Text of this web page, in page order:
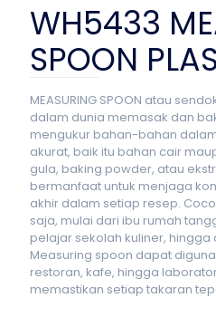
WH5433
SPOON
MEASURING SPOON atau
dalam dunia memasak dan
mengukur bahan-bahan
akurat, baik itu bahan cair
gula, baking powder, atau
bermanfaat untuk menjaga
akhir dalam setiap resep.
saja, mulai dari ibu rumah
pelajar sekolah kuliner, hingga
Measuring spoon dapat
restoran, kafe, hingga
memastikan setiap takaran